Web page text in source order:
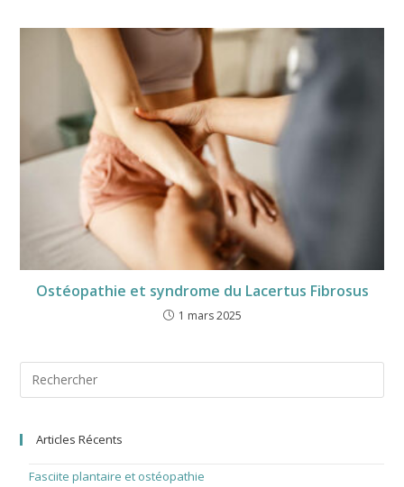
Ostéopathie et syndrome du Lacertus Fibrosus
1 mars 2025
to
Articles Récents
Fasciite plantaire et ostéopathie